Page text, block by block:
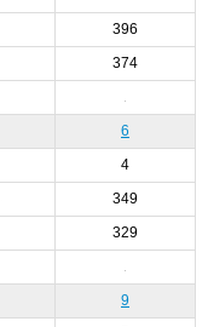
396
374
6
4
349
329
9